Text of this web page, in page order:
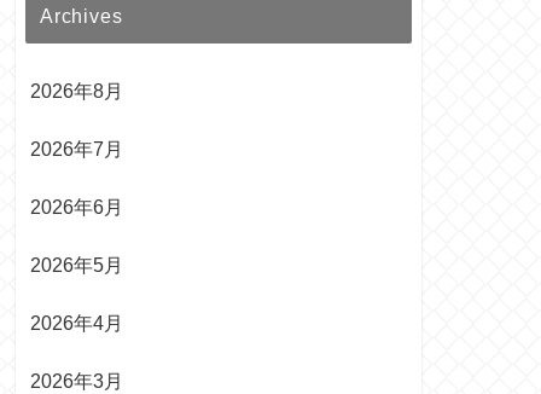
Archives
2026年8月
2026年7月
2026年6月
2026年5月
2026年4月
2026年3月